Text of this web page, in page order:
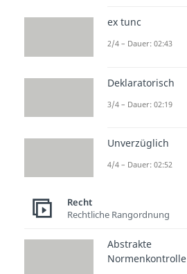
Verjährung
Widerspruch
ex tunc
2/4 – Dauer: 02:43
Deklaratorisch
3/4 – Dauer: 02:19
Unverzüglich
4/4 – Dauer: 02:52
Recht
Rechtliche Rangordnung
Abstrakte
Normenkontrolle